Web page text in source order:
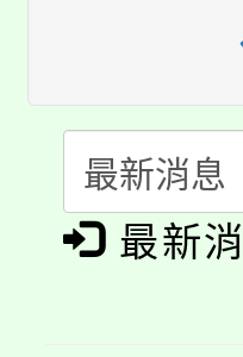
視費
半價優
者。
大園
大溪
份教師
淨零綠
會
公告本
代理(
「本色
最新